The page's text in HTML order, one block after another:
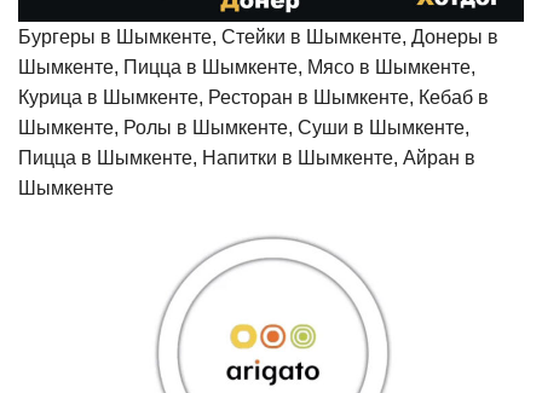
Бургеры в Шымкенте, Стейки в Шымкенте, Донеры в
Шымкенте, Пицца в Шымкенте, Мясо в Шымкенте,
Курица в Шымкенте, Ресторан в Шымкенте, Кебаб в
Шымкенте, Ролы в Шымкенте, Суши в Шымкенте,
Пицца в Шымкенте, Напитки в Шымкенте, Айран в
Шымкенте